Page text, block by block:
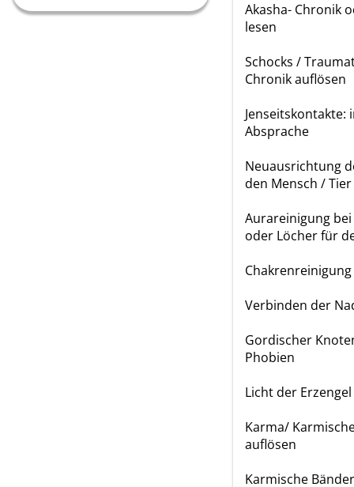
Akasha- Chronik
lesen
Schocks /
Chronik auflösen
Jenseitskontakte:
Absprache
Neuausrichtung
den Mensch / Tier
Aurareinigung
oder Löcher für
Chakrenreinigung
Verbinden der
Gordischer
Phobien
Licht der Erzengel
Karma/
auflösen
Karmische Bänder